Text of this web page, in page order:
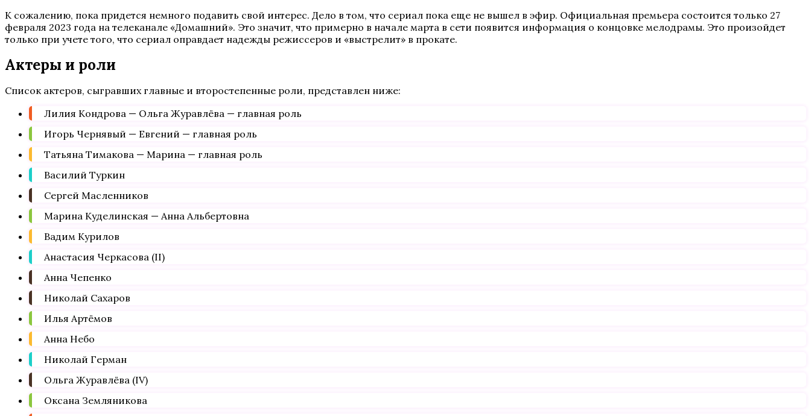
К сожалению, пока придется немного подавить свой интерес. Дело в том, что сериал пока еще не вышел в эфир. Официальная премьера состоится только 27
февраля 2023 года на телеканале «Домашний». Это значит, что примерно в начале марта в сети появится информация о концовке мелодрамы. Это произойдет
только при учете того, что сериал оправдает надежды режиссеров и «выстрелит» в прокате.
Актеры и роли
Список актеров, сыгравших главные и второстепенные роли, представлен ниже:
Лилия Кондрова — Ольга Журавлёва — главная роль
Игорь Чернявый — Евгений — главная роль
Татьяна Тимакова — Марина — главная роль
Василий Туркин
Сергей Масленников
Марина Куделинская — Анна Альбертовна
Вадим Курилов
Анастасия Черкасова (II)
Анна Чепенко
Николай Сахаров
Илья Артёмов
Анна Небо
Николай Герман
Ольга Журавлёва (IV)
Оксана Земляникова